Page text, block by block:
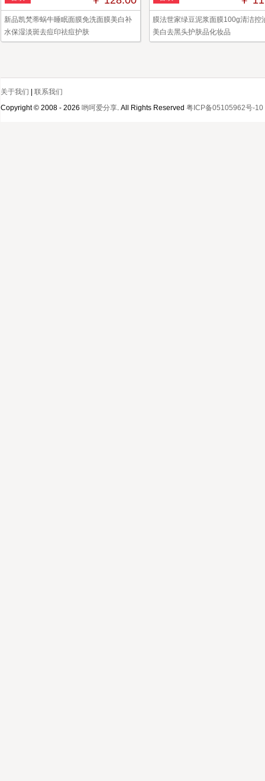
新品凯梵蒂蜗牛睡眠面膜免洗面膜美白补
水保湿淡斑去痘印祛痘护肤
膜法世家绿豆泥浆面膜100g清洁控
美白去黑头护肤品化妆品
关于我们
联系我们
Copyright © 2008 - 2026 哟呵爱分享. All Rights Reserved 粤ICP备05105962号-10